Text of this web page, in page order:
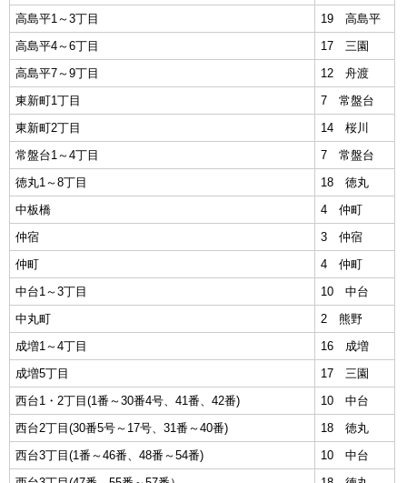
高島平1～3丁目
19 高島平
高島平4～6丁目
17 三園
高島平7～9丁目
12 舟渡
東新町1丁目
7 常盤台
東新町2丁目
14 桜川
常盤台1～4丁目
7 常盤台
徳丸1～8丁目
18 徳丸
中板橋
4 仲町
仲宿
3 仲宿
仲町
4 仲町
中台1～3丁目
10 中台
中丸町
2 熊野
成増1～4丁目
16 成増
成増5丁目
17 三園
西台1・2丁目(1番～30番4号、41番、42番)
10 中台
西台2丁目(30番5号～17号、31番～40番)
18 徳丸
西台3丁目(1番～46番、48番～54番)
10 中台